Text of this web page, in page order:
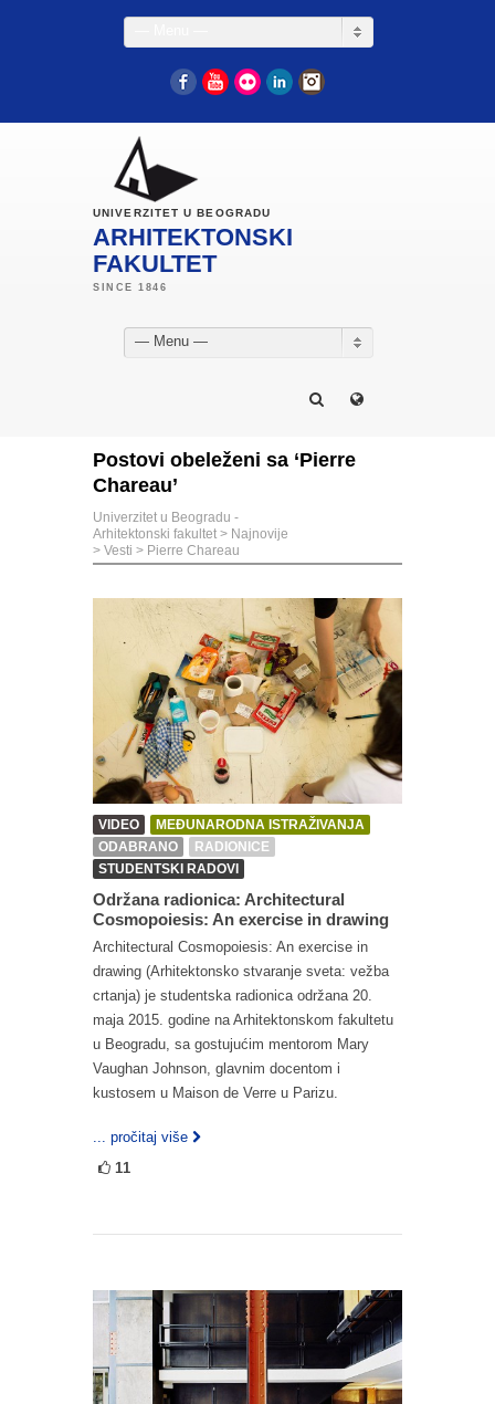
FacebookYouTube
Flickr LinkedIn
UNIVERZITET U BEOGRADU
ARHITEKTONSKI
FAKULTET
— Menu —
Postovi obeleženi sa ‘Pierre
Chareau’
Univerzitet u Beogradu -
Arhitektonski fakultet > Najnovije
> Vesti > Pierre Chareau
VIDEO
MEĐUNARODNA ISTRAŽIVANJA
ODABRANO
RADIONICE
STUDENTSKI RADOVI
Održana radionica: Architectural
Cosmopoiesis: An exercise in drawing
Architectural Cosmopoiesis: An exercise in
drawing (Arhitektonsko stvaranje sveta: vežba
crtanja) je studentska radionica održana 20.
maja 2015. godine na Arhitektonskom fakultetu
u Beogradu, sa gostujućim mentorom Mary
Vaughan Johnson, glavnim docentom i
kustosem u Maison de Verre u Parizu.
... pročitaj više
11